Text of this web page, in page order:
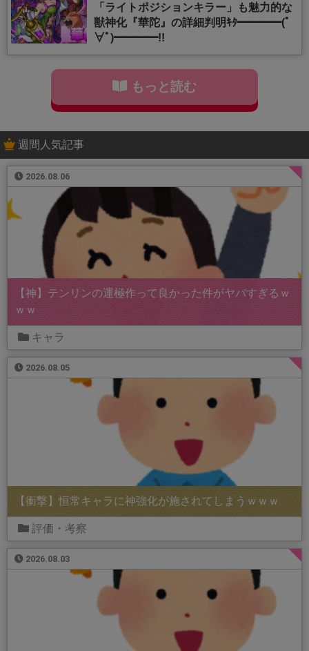
「ライトポジションキラー」も魅力的な
獣神化『華陀』の詳細判明ｷﾀ━━━━(ﾟ
∀ﾟ)━━━━!!
もっと読む
週間人気記事
2026.08.06
【神】テンリンの運極作って良かった件がヤバすぎるｗ
ｗｗ
キャラ
2026.08.05
【衝撃】恒常キャラに神強化が施されてしまうｗｗｗ
評価・考察
2026.08.03